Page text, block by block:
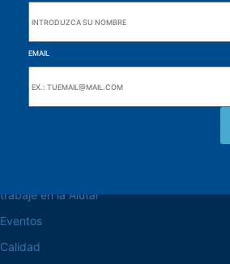
EMAIL
trabaje en la Alutal
Eventos
Calidad